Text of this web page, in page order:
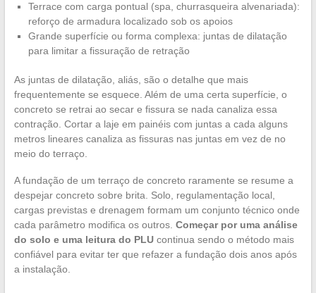
Terrace com carga pontual (spa, churrasqueira alvenariada):
reforço de armadura localizado sob os apoios
Grande superfície ou forma complexa: juntas de dilatação
para limitar a fissuração de retração
As juntas de dilatação, aliás, são o detalhe que mais
frequentemente se esquece. Além de uma certa superfície, o
concreto se retrai ao secar e fissura se nada canaliza essa
contração. Cortar a laje em painéis com juntas a cada alguns
metros lineares canaliza as fissuras nas juntas em vez de no
meio do terraço.
A fundação de um terraço de concreto raramente se resume a
despejar concreto sobre brita. Solo, regulamentação local,
cargas previstas e drenagem formam um conjunto técnico onde
cada parâmetro modifica os outros. Começar por uma análise
do solo e uma leitura do PLUcontinua sendo o método mais
confiável para evitar ter que refazer a fundação dois anos após
a instalação.